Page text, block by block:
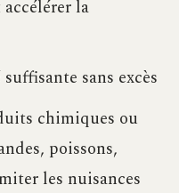
accélérer la
sans excès
chimiques ou
poissons,
les nuisances